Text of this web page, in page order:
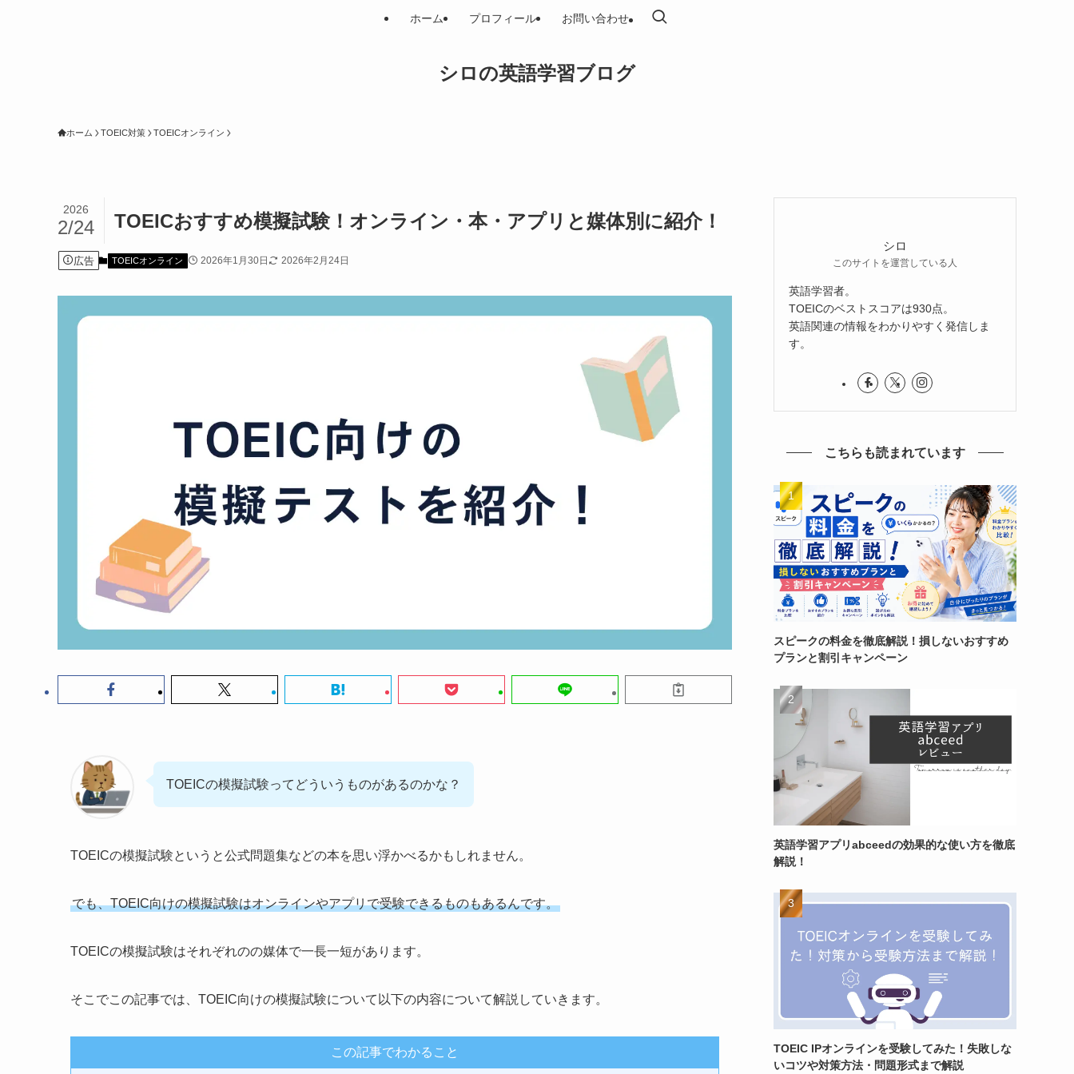
シロの英語学習ブログ
ホーム プロフィール お問い合わせ
ホーム TOEIC対策 TOEICオンライン
TOEICおすすめ模擬試験！オンライン・本・アプリと媒体別に紹介！
2026
2/24
広告 TOEICオンライン 2026年1月30日 2026年2月24日
TOEICの模擬試験ってどういうものがあるのかな？
TOEICの模擬試験というと公式問題集などの本を思い浮かべるかもしれません。
でも、TOEIC向けの模擬試験はオンラインやアプリで受験できるものもあるんです。
TOEICの模擬試験はそれぞれのの媒体で一長一短があります。
そこでこの記事では、TOEIC向けの模擬試験について以下の内容について解説していきます。
この記事でわかること
シロ
このサイトを運営している人
英語学習者。
TOEICのベストスコアは930点。
英語関連の情報をわかりやすく発信しま
す。
こちらも読まれています
スピークの料金を徹底解説！損しないおすすめ
プランと割引キャンペーン
英語学習アプリabceedの効果的な使い方を徹底
解説！
TOEIC IPオンラインを受験してみた！失敗しな
いコツや対策方法・問題形式まで解説